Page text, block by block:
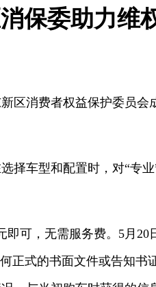
保委助力维
消费者权益保护委员会
车型和配置时，对“专业
可，无需服务费。5月20
正式的书面文件或告知书